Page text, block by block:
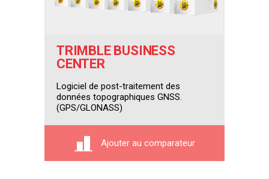
TRIMBLE BUSINESS
CENTER
Logiciel de post-traitement des
données topographiques GNSS.
(GPS/GLONASS)
Ajouter au comparateur